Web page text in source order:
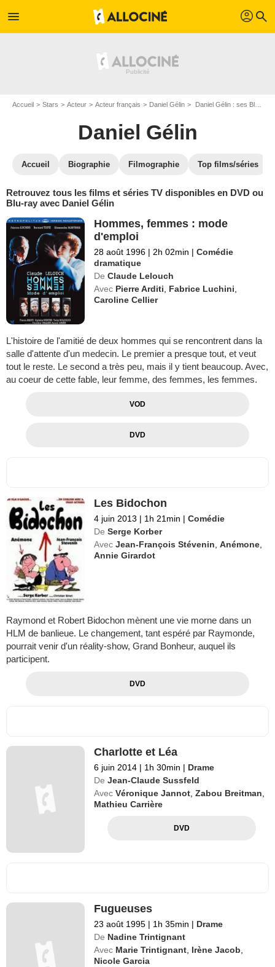
menu profil search
Accueil Stars Acteur Acteur français Daniel Gélin Daniel Gélin : ses Blu-Ray, DVD, VOD, SVOD
Daniel Gélin
Accueil Biographie Filmographie Top films/séries
Retrouvez tous les films et séries TV disponibles en DVD ou
Blu-ray avec Daniel Gélin
Hommes, femmes : mode
d'emploi
28 août 1996 | 2h 02min | Comédie
dramatique
De Claude Lelouch
Avec Pierre Arditi Fabrice Luchini
Caroline Cellier
L'histoire de l'amitié de deux hommes qui se rencontrent dans la
salle d'attente d'un medecin. Le premier a presque tout, et veut
tout le reste. Le second a très peu, mais il y tient beaucoup. Avec,
au coeur de cette fable, leur femme, des femmes, les femmes.
VOD
DVD
Les Bidochon
4 juin 2013 | 1h 21min | Comédie
De Serge Korber
Avec Jean-François Stévenin ,Anémone
Annie Girardot
Raymond et Robert Bidochon mènent une vie morne dans un
HLM de banlieue. Le changement, tant espéré par Raymonde,
pourrait venir d'un réality-show, Grand Bonheur, auquel ils
participent.
DVD
Charlotte et Léa
6 juin 2014 | 1h 30min | Drame
De Jean-Claude Sussfeld
Avec Véronique Jannot ,Zabou Breitman
Mathieu Carrière
DVD
Fugueuses
23 août 1995 | 1h 35min | Drame
De Nadine Trintignant
Avec Marie Trintignant Irène Jacob
Nicole Garcia